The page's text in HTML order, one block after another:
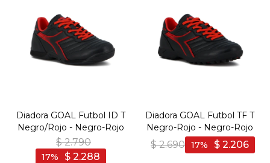
Diadora GOAL Futbol ID T
Negro/Rojo - Negro-Rojo
$ 2.790
$ 2.288
17
Diadora GOAL Futbol TF T
Negro-Rojo - Negro-Rojo
$ 2.690 $ 2.206
17